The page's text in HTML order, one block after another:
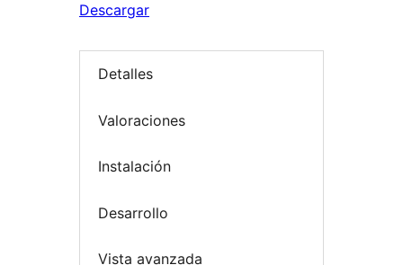
Descargar
Detalles
Valoraciones
Instalación
Desarrollo
Vista avanzada